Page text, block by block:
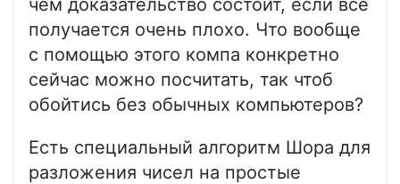
получается очень плохо. Что вообще
с помощью этого компа конкретно
сейчас можно посчитать, так чтоб
обойтись без обычных компьютеров?
Есть специальный алгоритм Шора для
разложения чисел на простые